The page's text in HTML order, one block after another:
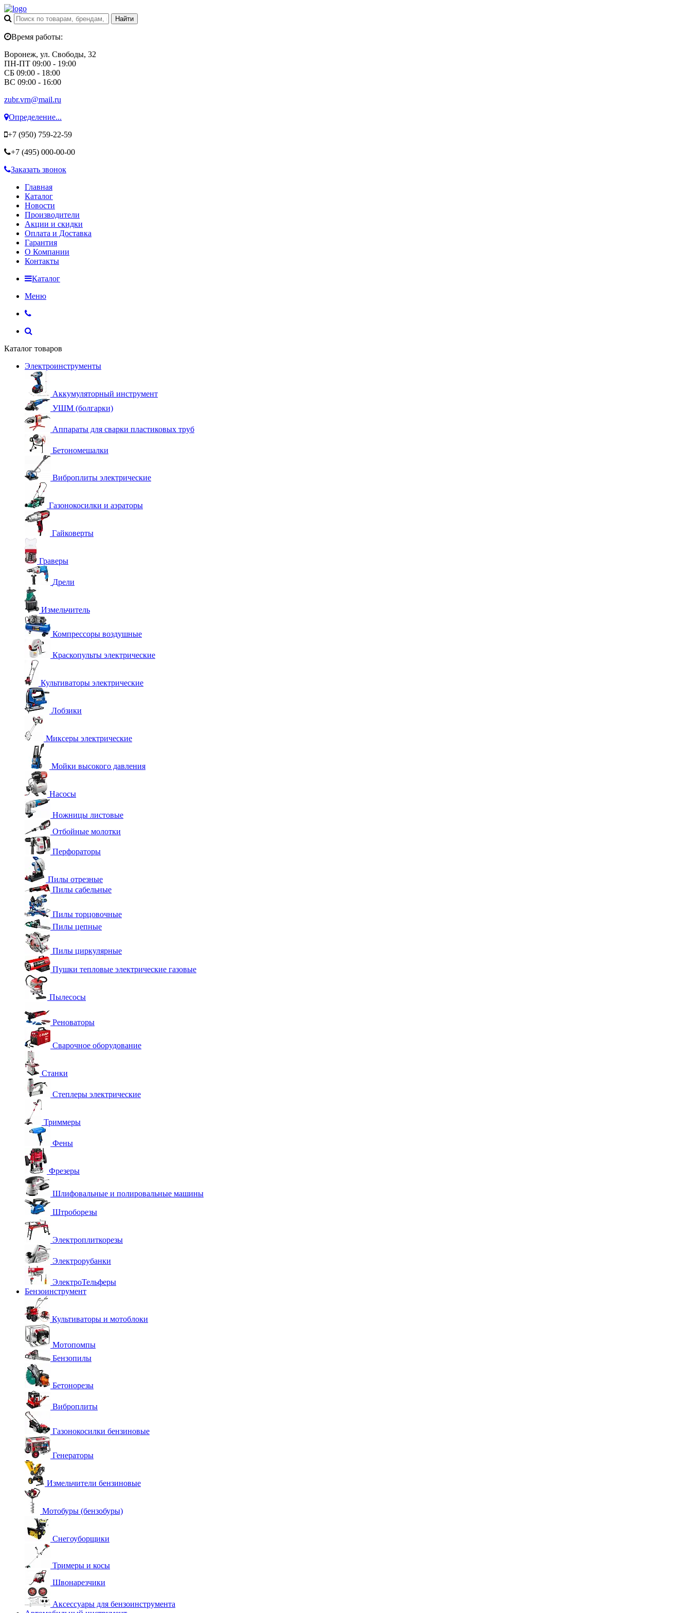
Время работы:
Воронеж, ул. Свободы, 32
ПН-ПТ 09:00 - 19:00
СБ 09:00 - 18:00
ВС 09:00 - 16:00
zubr.vrn@mail.ru
Определение...
+7 (950) 759-22-59
+7 (495) 000-00-00
Заказать звонок
Главная
Каталог
Новости
Производители
Акции и скидки
Оплата и Доставка
Гарантия
О Компании
Контакты
Каталог
Меню
Каталог товаров
Электроинструменты
Аккумуляторный инструмент
УШМ (болгарки)
Аппараты для сварки пластиковых труб
Бетономешалки
Виброплиты электрические
Газонокосилки и аэраторы
Гайковерты
Граверы
Дрели
Измельчитель
Компрессоры воздушные
Краскопульты электрические
Культиваторы электрические
Лобзики
Миксеры электрические
Мойки высокого давления
Насосы
Ножницы листовые
Отбойные молотки
Перфораторы
Пилы отрезные
Пилы сабельные
Пилы торцовочные
Пилы цепные
Пилы циркулярные
Пушки тепловые электрические газовые
Пылесосы
Реноваторы
Сварочное оборудование
Станки
Степлеры электрические
Триммеры
Фены
Фрезеры
Шлифовальные и полировальные машины
Штроборезы
Электроплиткорезы
Электрорубанки
ЭлектроТельферы
Бензоинструмент
Культиваторы и мотоблоки
Мотопомпы
Бензопилы
Бетонорезы
Виброплиты
Газонокосилки бензиновые
Генераторы
Измельчители бензиновые
Мотобуры (бензобуры)
Снегоуборщики
Тримеры и косы
Швонарезчики
Аксессуары для бензоинструмента